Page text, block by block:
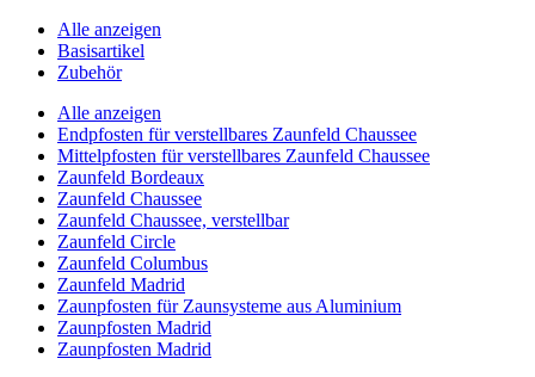
Alle anzeigen
Basisartikel
Zubehör
Alle anzeigen
Endpfosten für verstellbares Zaunfeld Chaussee
Mittelpfosten für verstellbares Zaunfeld Chaussee
Zaunfeld Bordeaux
Zaunfeld Chaussee
Zaunfeld Chaussee, verstellbar
Zaunfeld Circle
Zaunfeld Columbus
Zaunfeld Madrid
Zaunpfosten für Zaunsysteme aus Aluminium
Zaunpfosten Madrid
Zaunpfosten Madrid